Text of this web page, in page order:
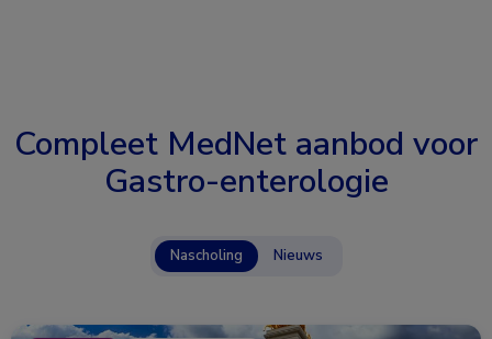
Compleet MedNet aanbod voor
Gastro-enterologie
Nascholing Nieuws